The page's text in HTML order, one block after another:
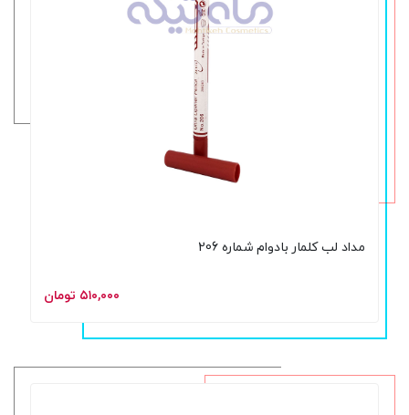
مداد لب کلمار بادوام شماره 206
۵۱۰,۰۰۰ تومان